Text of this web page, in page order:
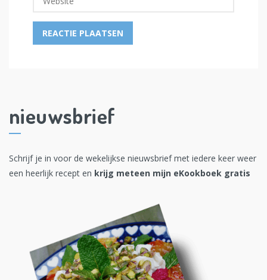
nieuwsbrief
Schrijf je in voor de wekelijkse nieuwsbrief met iedere keer weer
een heerlijk recept en krijg meteen mijn eKookboek gratis